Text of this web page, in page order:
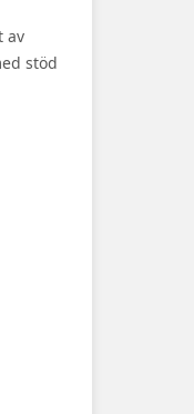
av
stöd